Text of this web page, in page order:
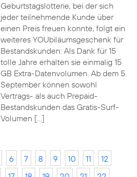
Geburtstagslotterie, bei der sich
jeder teilnehmende Kunde über
einen Preis freuen konnte, folgt ein
weiteres YOUbiläumsgeschenk für
Bestandskunden: Als Dank für 15
tolle Jahre erhalten sie einmalig 15
GB Extra-Datenvolumen. Ab dem 5.
September können sowohl
Vertrags- als auch Prepaid-
Bestandskunden das Gratis-Surf-
Volumen […]
6 7 8 9 10 11
12